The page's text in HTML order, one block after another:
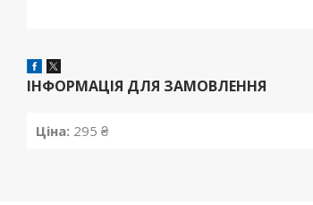
ІНФОРМАЦІЯ ДЛЯ ЗАМОВЛЕННЯ
Ціна: 295 ₴